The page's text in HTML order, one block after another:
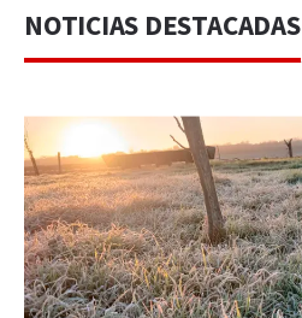
NOTICIAS DESTACADAS